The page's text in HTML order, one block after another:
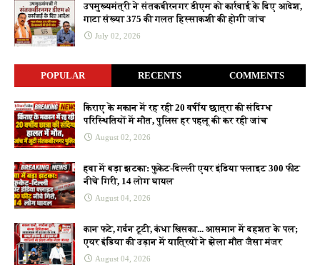
उपमुख्यमंत्री ने संतकबीरनगर डीएम को कार्रवाई के दिए आदेश,
गाटा संख्या 375 की गलत हिस्साकशी की होगी जांच
July 02, 2026
POPULAR RECENTS COMMENTS
किराए के मकान में रह रही 20 वर्षीय छात्रा की संदिग्ध
परिस्थितियों में मौत, पुलिस हर पहलू की कर रही जांच
August 02, 2026
हवा में बड़ा झटका: फुकेट-दिल्ली एयर इंडिया फ्लाइट 300 फीट
नीचे गिरी, 14 लोग घायल
August 04, 2026
कान फटे, गर्दन टूटी, कंधा खिसका... आसमान में दहशत के पल;
एयर इंडिया की उड़ान में यात्रियों ने झेला मौत जैसा मंजर
August 04, 2026